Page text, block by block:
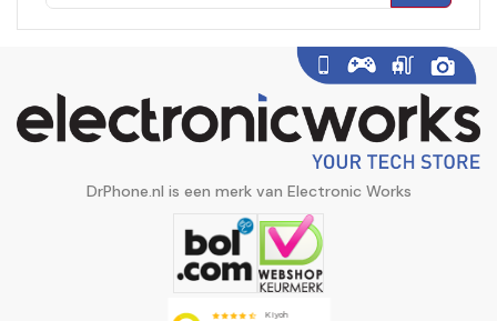
DrPhone.nl is een merk van Electronic Works